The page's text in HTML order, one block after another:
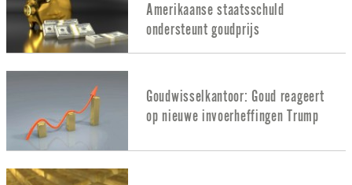
Amerikaanse staatsschuld
ondersteunt goudprijs
Goudwisselkantoor: Goud reageert
op nieuwe invoerheffingen Trump